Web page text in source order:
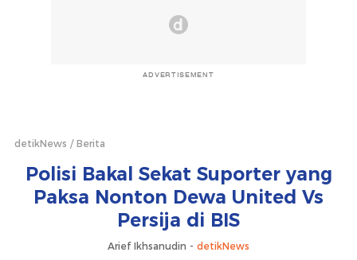
ADVERTISEMENT
detikNews Berita
Polisi Bakal Sekat Suporter yang
Paksa Nonton Dewa United Vs
Persija di BIS
Arief Ikhsanudin - detikNews